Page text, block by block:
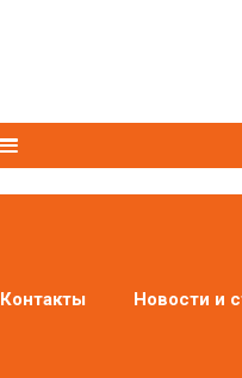
Контакты Новости и